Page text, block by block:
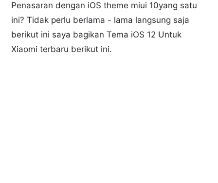
Penasaran dengan iOS theme miui 10yang satu
ini? Tidak perlu berlama - lama langsung saja
berikut ini saya bagikan Tema iOS 12 Untuk
Xiaomi terbaru berikut ini.